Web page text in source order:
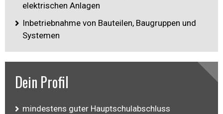
elektrischen Anlagen
Inbetriebnahme von Bauteilen, Baugruppen und
Systemen
Dein Profil
mindestens guter Hauptschulabschluss